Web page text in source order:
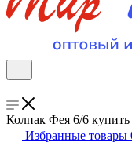
Колпак Фея 6/6
Избранные товары